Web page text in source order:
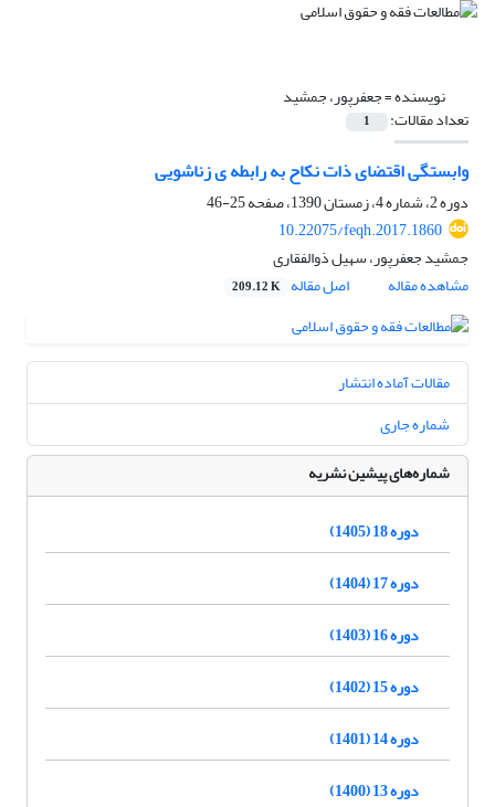
نویسنده =جعفرپور، جمشید
تعداد مقالات: 1
وابستگی اقتضای ذات نکاح به رابطه ی زناشویی
دوره 2، شماره 4، زمستان 1390، صفحه
25-46
10.22075/feqh.2017.1860
جمشید جعفرپور، سهیل ذوالفقاری
مشاهده مقاله
اصل مقاله 209.12 K
مقالات آماده انتشار
شماره جاری
شماره‌های پیشین نشریه
دوره 18 (1405)
دوره 17 (1404)
دوره 16 (1403)
دوره 15 (1402)
دوره 14 (1401)
دوره 13 (1400)